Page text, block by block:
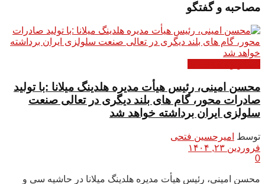
مصاحبه و گفتگو
محسن امینی، رئیس هیأت مدیره هلدینگ میلانا :با تولید
صادرات محور، گام های بلند دیگری در تعالی صنعت
سلولزی ایران برداشته خواهد شد
توسط امیرحسین فتحی
فروردین ۲۳, ۱۴۰۴
0
محسن امینی، رئیس هیأت مدیره هلدینگ میلانا در حاشیه سی و